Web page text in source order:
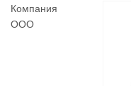
Компания
ООО